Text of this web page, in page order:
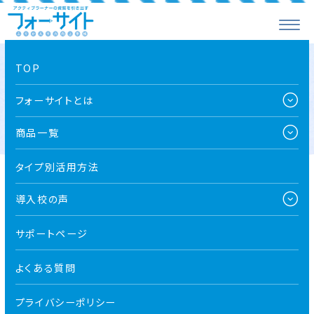
TOP
フォーサイトとは
商品一覧
タイプ別活用方法
導入校の声
サポートページ
よくある質問
プライバシーポリシー
個別登録／一括処理で登録する
全て 導入校向け お知らせ プレスリリース メディア
2026.08.05
ReseEdに掲載されました！